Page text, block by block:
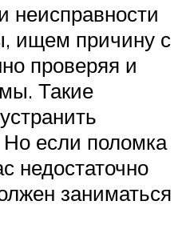
неисправности
ищем причину с
проверяя и
Такие
Но если поломка
недостаточно
заниматься